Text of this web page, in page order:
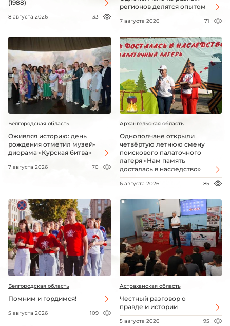
(1988)
8 августа 2026 33
регионов делятся опытом
7 августа 2026 71
Белгородская область
Оживляя историю: день
рождения отметил музей-
диорама «Курская битва»
7 августа 2026 70
Архангельская область
Однополчане открыли
четвёртую летнюю смену
поискового палаточного
лагеря «Нам память
досталась в наследство»
6 августа 2026 85
Белгородская область
Помним и гордимся!
5 августа 2026 109
Астраханская область
Честный разговор о
правде и истории
5 августа 2026 95